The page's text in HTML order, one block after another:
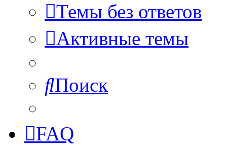
Темы без ответов
Активные темы
Поиск
FAQ